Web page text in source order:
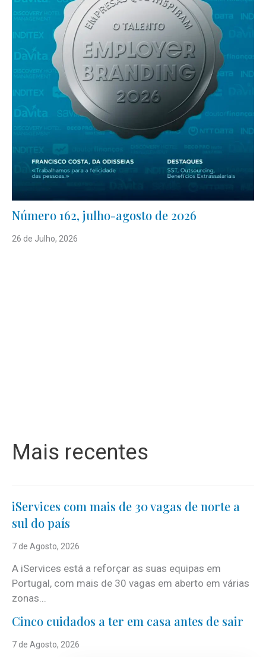
Número 162, julho-agosto de 2026
26 de Julho, 2026
Mais recentes
iServices com mais de 30 vagas de norte a
sul do país
7 de Agosto, 2026
A iServices está a reforçar as suas equipas em
Portugal, com mais de 30 vagas em aberto em várias
zonas...
Cinco cuidados a ter em casa antes de sair
7 de Agosto, 2026